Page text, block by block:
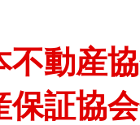
不動産
保証協